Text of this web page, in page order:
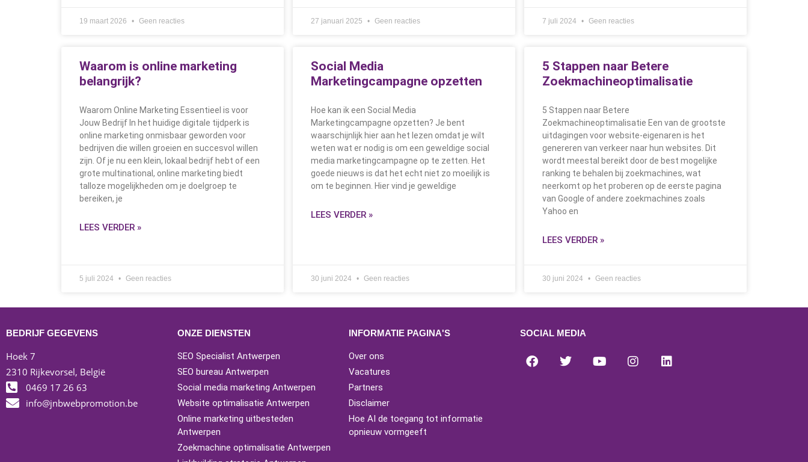
19 maart 2026 Geen reacties 27 januari 2025 Geen reacties 7 juli 2024 Geen reacties
Waarom is online marketing
belangrijk?
Waarom Online Marketing Essentieel is voor
Jouw Bedrijf In het huidige digitale tijdperk is
online marketing onmisbaar geworden voor
bedrijven die willen groeien en succesvol willen
zijn. Of je nu een klein, lokaal bedrijf hebt of een
grote multinational, online marketing biedt
talloze mogelijkheden om je doelgroep te
bereiken, je
LEES VERDER »
5 juli 2024 Geen reacties
Social Media
Marketingcampagne opzetten
Hoe kan ik een Social Media
Marketingcampagne opzetten? Je bent
waarschijnlijk hier aan het lezen omdat je wilt
weten wat er nodig is om een geweldige social
media marketingcampagne op te zetten. Het
goede nieuws is dat het echt niet zo moeilijk is
om te beginnen. Hier vind je geweldige
LEES VERDER »
30 juni 2024 Geen reacties
5 Stappen naar Betere
Zoekmachineoptimalisatie
5 Stappen naar Betere
Zoekmachineoptimalisatie Een van de grootste
uitdagingen voor website-eigenaren is het
genereren van verkeer naar hun websites. Dit
wordt meestal bereikt door de best mogelijke
ranking te behalen bij zoekmachines, wat
neerkomt op het proberen op de eerste pagina
van Google of andere zoekmachines zoals
Yahoo en
LEES VERDER »
30 juni 2024 Geen reacties
BEDRIJF GEGEVENS
Hoek 7
2310 Rijkevorsel, België
0469 17 26 63
info@jnbwebpromotion.be
ONZE DIENSTEN
SEO Specialist Antwerpen
SEO bureau Antwerpen
Social media marketing Antwerpen
Website optimalisatie Antwerpen
Online marketing uitbesteden
Antwerpen
Zoekmachine optimalisatie Antwerpen
INFORMATIE PAGINA'S
Over ons
Vacatures
Partners
Disclaimer
Hoe AI de toegang tot informatie
opnieuw vormgeeft
SOCIAL MEDIA